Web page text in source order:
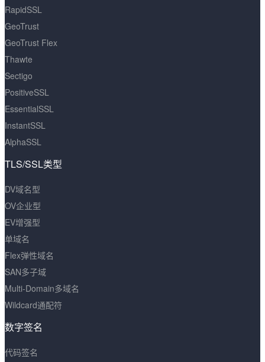
RapidSSL
GeoTrust
GeoTrust Flex
Thawte
Sectigo
PositiveSSL
EssentialSSL
InstantSSL
AlphaSSL
TLS/SSL类型
DV域名型
OV企业型
EV增强型
单域名
Flex弹性域名
SAN多子域
Multi-Domain多域名
Wildcard通配符
数字签名
代码签名